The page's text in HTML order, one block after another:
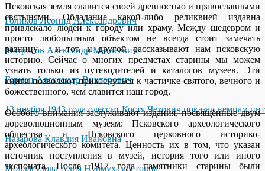
Голиков Леонид Александрович
Матросов Александр Матвеевич
Герман Александр Викторович
13 ноября 1943 года одессит Костя Чехович показал немцам
Назарова Клавдия Ивановна
Молдагулова Алия Нурмухамбетовна
Псковская земля славится своей древностью и православными
святынями. Обладание какой-либо реликвией издавна
привлекало людей к городу или храму. Между шедевром и
просто любопытным объектом не всегда стоит замечать
разницу – и тот, и другой рассказывают нам псковскую
историю. Сейчас о многих предметах старины мы можем
узнать только из путеводителей и каталогов музеев. Эти
книги позволяют прикоснуться к частичке святого, вечного и
божественного, чем славится наш город.
Особого внимания заслуживают издания, посвящённые двум
дореволюционным музеям: Псковского археологического
общества и Псковского церковного историко-
археологического комитета. Ценность их в том, что указан
источник поступления в музей, история того или иного
экспоната. После 1917 года памятники старины были